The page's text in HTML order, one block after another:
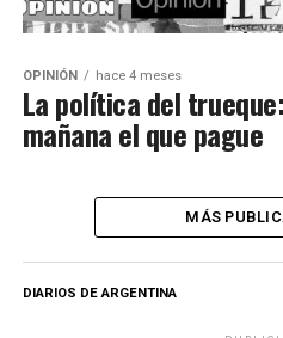
OPINIÓN hace 4 meses
La política del
mañana el que pague
MÁS
DIARIOS DE ARGENTINA